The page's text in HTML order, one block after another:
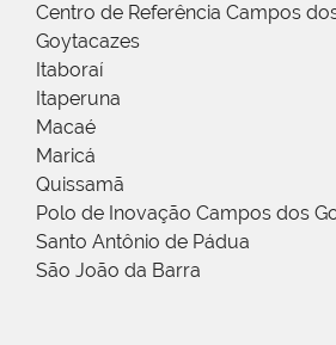
Centro de Referência Campos
Goytacazes
Itaboraí
Itaperuna
Macaé
Maricá
Quissamã
Polo de Inovação Campos dos
Santo Antônio de Pádua
São João da Barra